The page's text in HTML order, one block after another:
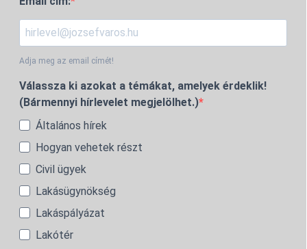
Adja meg az email címét!
Válassza ki azokat a témákat, amelyek érdeklik!
(Bármennyi hírlevelet megjelölhet.)
Általános hírek
Hogyan vehetek részt
Civil ügyek
Lakásügynökség
Lakáspályázat
Lakótér